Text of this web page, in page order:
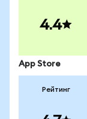
4.4
App Store
Рейтинг